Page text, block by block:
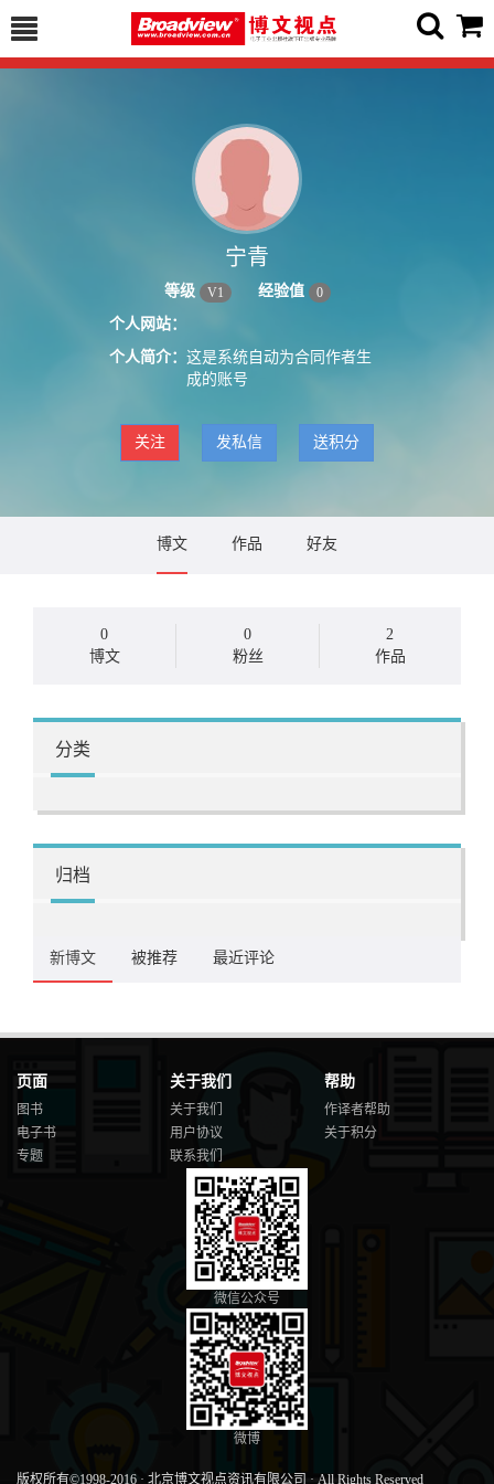
宁青
等级 V1 经验值 0
个人网站：
个人简介： 这是系统自动为合同作者生
成的账号
关注 发私信 送积分
博文 作品 好友
0
博文
0
粉丝
2
作品
分类
归档
新博文 被推荐 最近评论
页面
图书
电子书
专题
关于我们
关于我们
用户协议
联系我们
帮助
作译者帮助
关于积分
微信公众号
微博
版权所有©1998-2016 · 北京博文视点资讯有限公司 · All Rights Reserved